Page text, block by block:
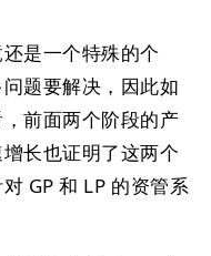
是一个特殊的个
题要解决，因此如
前面两个阶段的产
长也证明了这两个
GP 和 LP 的资管系